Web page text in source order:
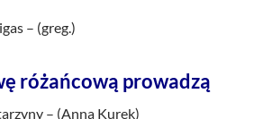
– (greg.)
różańcową prowadzą
– (Anna Kurek)